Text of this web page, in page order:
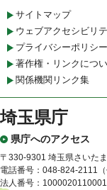
サイトマップ
ウェブアクセシビリ
プライバシーポリシ
著作権・リンクにつ
関係機関リンク集
埼玉県庁
県庁へのアクセス
〒330-9301 埼玉県さいた
電話番号：048-824-2111（
法人番号：1000020110001